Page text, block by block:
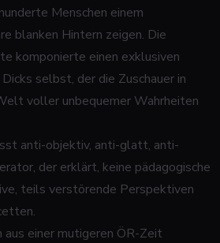
Menschen einem
blanken Hintern zeigen. Die
komponierte einen exklusiven
selbst, der die Zuschauer in
voller unbequemer Wahrheiten
anti-objektiv, anti-glatt, anti-
der erklärt, keine pädagogische
teils verstörende Perspektiven
aus einer mutigeren ÖR-Zeit